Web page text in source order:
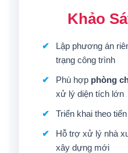
Khảo
Lập phương án
trạng công trình
Phù hợp phòng
xử lý diện tích lớn
Triển khai theo
Hỗ trợ xử lý nhà
xây dựng mới